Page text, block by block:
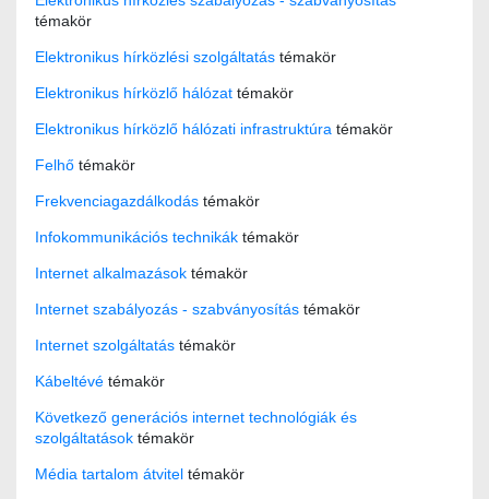
témakör
Elektronikus hírközlési szolgáltatás témakör
Elektronikus hírközlő hálózat témakör
Elektronikus hírközlő hálózati infrastruktúra témakör
Felhő témakör
Frekvenciagazdálkodás témakör
Infokommunikációs technikák témakör
Internet alkalmazások témakör
Internet szabályozás - szabványosítás témakör
Internet szolgáltatás témakör
Kábeltévé témakör
Következő generációs internet technológiák és
szolgáltatások témakör
Média tartalom átvitel témakör